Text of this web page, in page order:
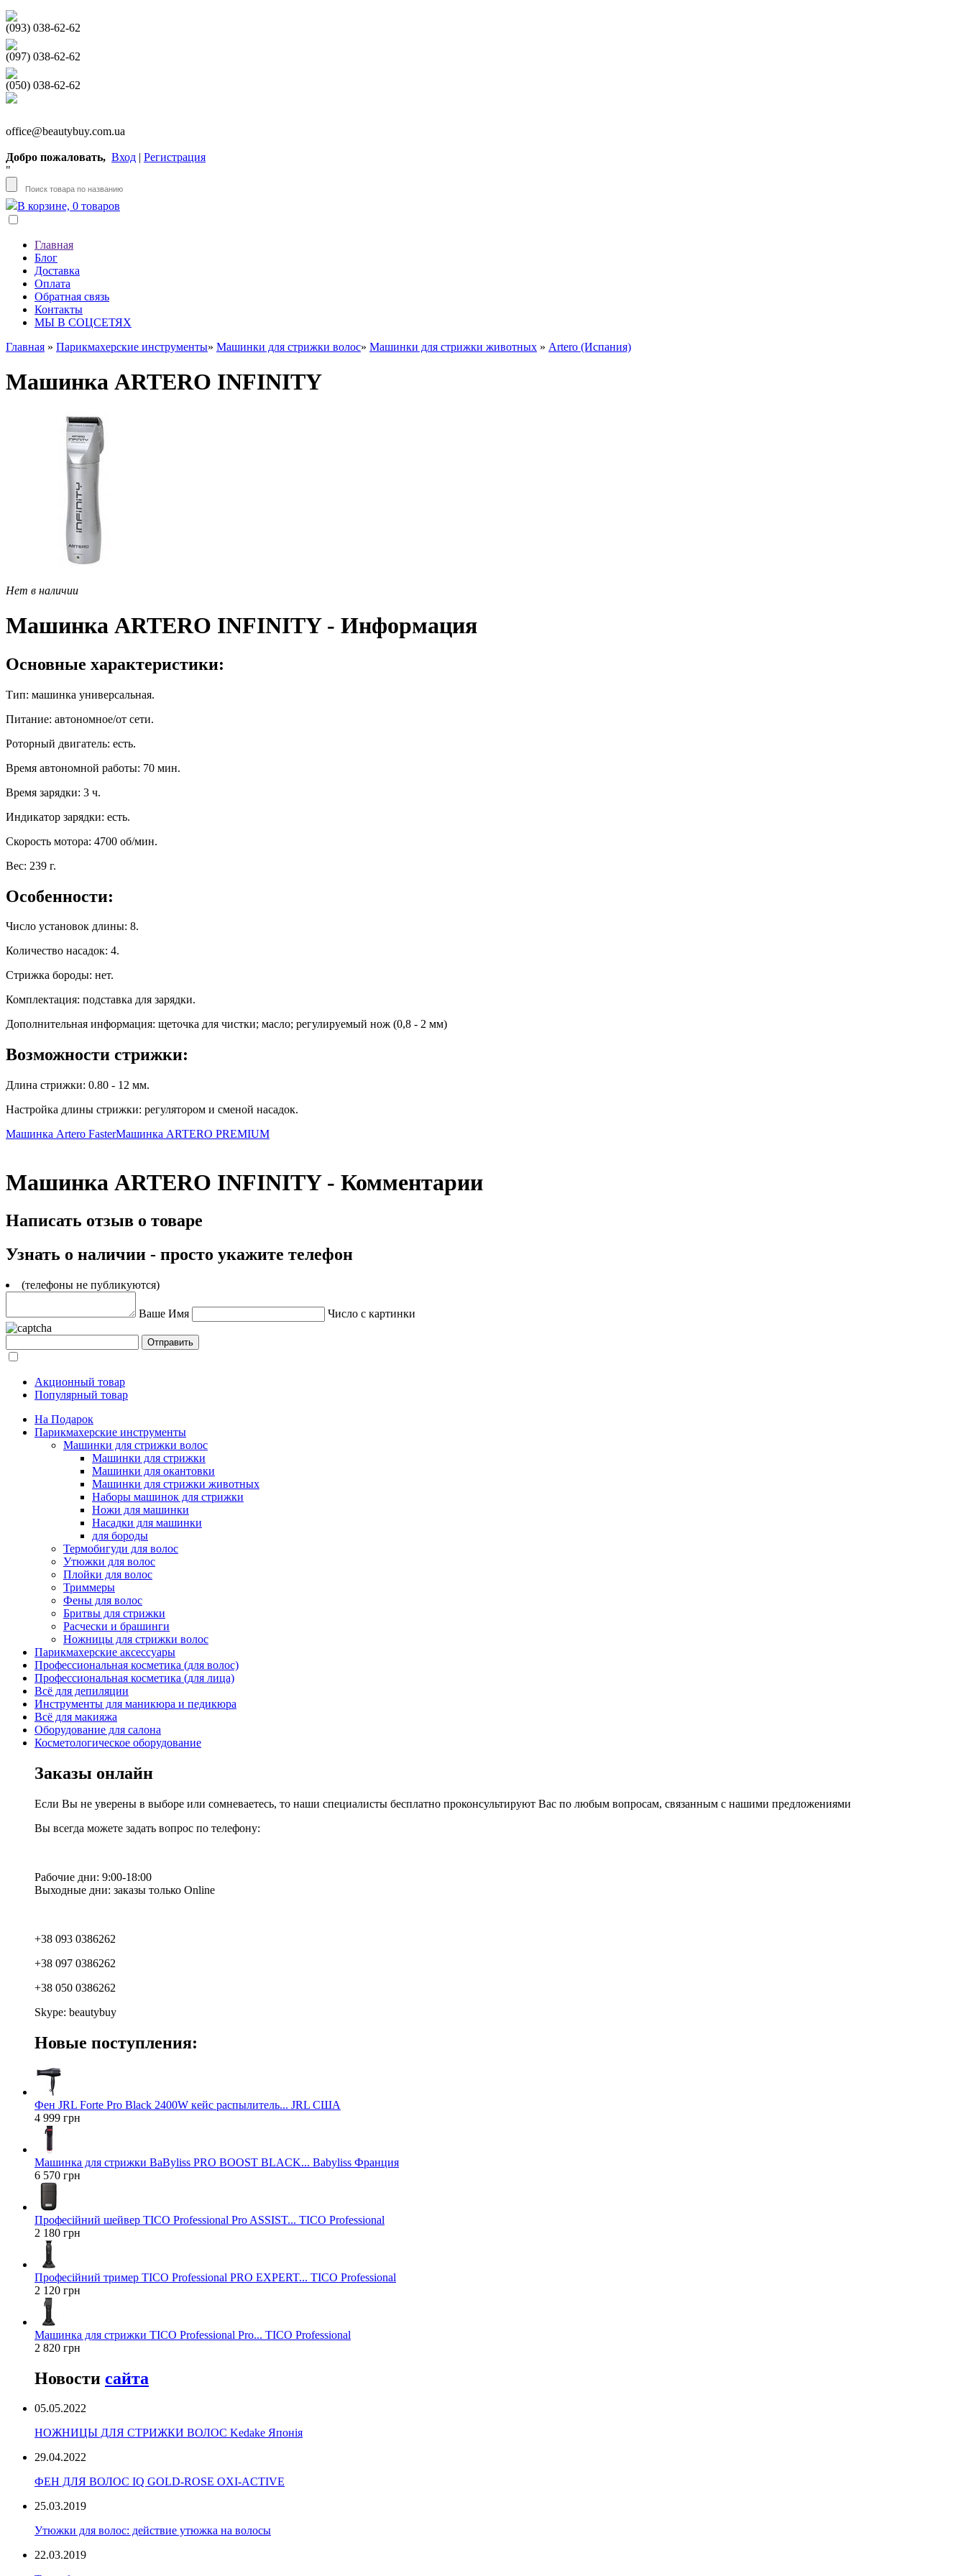
(093) 038-62-62
(097) 038-62-62
(050) 038-62-62
office@beautybuy.com.ua
Добро пожаловать, Вход | Регистрация
"
В корзине, 0 товаров
Главная
Блог
Доставка
Оплата
Обратная связь
Контакты
МЫ В СОЦСЕТЯХ
Главная » Парикмахерские инструменты» Машинки для стрижки волос» Машинки для стрижки животных » Artero (Испания)
Машинка ARTERO INFINITY
Нет в наличии
Машинка ARTERO INFINITY - Информация
Основные характеристики:
Тип: машинка универсальная.
Питание: автономное/от сети.
Роторный двигатель: есть.
Время автономной работы: 70 мин.
Время зарядки: 3 ч.
Индикатор зарядки: есть.
Скорость мотора: 4700 об/мин.
Вес: 239 г.
Особенности:
Число установок длины: 8.
Количество насадок: 4.
Стрижка бороды: нет.
Комплектация: подставка для зарядки.
Дополнительная информация: щеточка для чистки; масло; регулируемый нож (0,8 - 2 мм)
Возможности стрижки:
Длина стрижки: 0.80 - 12 мм.
Настройка длины стрижки: регулятором и сменой насадок.
Машинка Artero FasterМашинка ARTERO PREMIUM
Машинка ARTERO INFINITY - Комментарии
Написать отзыв о товаре
Узнать о наличии - просто укажите телефон
(телефоны не публикуются)
Ваше Имя Число с картинки
Акционный товар
Популярный товар
На Подарок
Парикмахерские инструменты
Машинки для стрижки волос
Машинки для стрижки
Машинки для окантовки
Машинки для стрижки животных
Наборы машинок для стрижки
Ножи для машинки
Насадки для машинки
для бороды
Термобигуди для волос
Утюжки для волос
Плойки для волос
Триммеры
Фены для волос
Бритвы для стрижки
Расчески и брашинги
Ножницы для стрижки волос
Парикмахерские аксессуары
Профессиональная косметика (для волос)
Профессиональная косметика (для лица)
Всё для депиляции
Инструменты для маникюра и педикюра
Всё для макияжа
Оборудование для салона
Косметологическое оборудование
Заказы онлайн
Если Вы не уверены в выборе или сомневаетесь, то наши специалисты бесплатно проконсультируют Вас по любым вопросам, связанным с нашими предложениями
Вы всегда можете задать вопрос по телефону:
Рабочие дни: 9:00-18:00
Выходные дни: заказы только Online
+38 093 0386262
+38 097 0386262
+38 050 0386262
Skype: beautybuy
Новые поступления:
Фен JRL Forte Pro Black 2400W кейс распылитель... JRL США
4 999 грн
Машинка для стрижки BaByliss PRO BOOST BLACK... Babyliss Франция
6 570 грн
Професійний шейвер TICO Professional Pro ASSIST... TICO Professional
2 180 грн
Професійний тример TICO Professional PRO EXPERT... TICO Professional
2 120 грн
Машинка для стрижки TICO Professional Pro... TICO Professional
2 820 грн
Новости сайта
05.05.2022
НОЖНИЦЫ ДЛЯ СТРИЖКИ ВОЛОС Kedake Японія
29.04.2022
ФЕН ДЛЯ ВОЛОС IQ GOLD-ROSE OXI-ACTIVE
25.03.2019
Утюжки для волос: действие утюжка на волосы
22.03.2019